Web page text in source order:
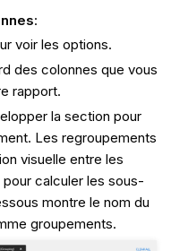
:
voir les options.
des colonnes que vous
rapport.
la section pour
Les regroupements
visuelle entre les
calculer les sous-
montre le nom du
groupements.